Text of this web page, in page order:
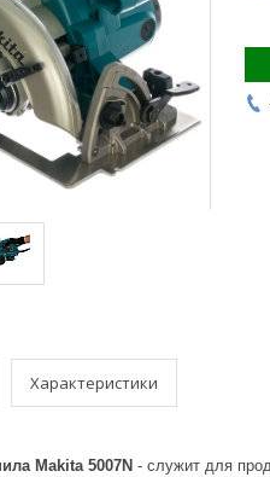
Характеристики
Makita 5007N - служит для